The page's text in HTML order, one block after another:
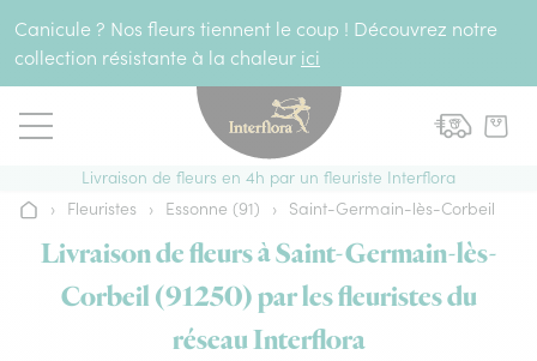
Canicule ? Nos fleurs tiennent le coup ! Découvrez notre
collection résistante à la chaleur ici
Livraison de fleurs en 4h par un fleuriste Interflora
Accueil
› Fleuristes › Essonne (91) › Saint-Germain-lès-Corbeil
Livraison de fleurs à Saint-Germain-lès-
Corbeil (91250) par les fleuristes du
réseau Interflora